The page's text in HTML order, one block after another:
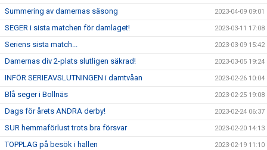
Summering av damernas säsong 2023-04-09 09:01
SEGER i sista matchen för damlaget! 2023-03-11 17:08
Seriens sista match... 2023-03-09 15:42
Damernas div 2-plats slutligen säkrad! 2023-03-05 19:24
INFÖR SERIEAVSLUTNINGEN i damtvåan 2023-02-26 10:04
Blå seger i Bollnäs 2023-02-25 19:08
Dags för årets ANDRA derby! 2023-02-24 06:37
SUR hemmaförlust trots bra försvar 2023-02-20 14:13
TOPPLAG på besök i hallen 2023-02-19 11:10